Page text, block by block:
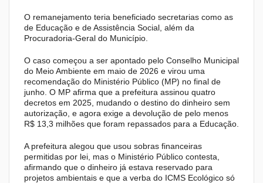
O remanejamento teria beneficiado secretarias como as
de Educação e de Assistência Social, além da
Procuradoria-Geral do Município.
O caso começou a ser apontado pelo Conselho Municipal
do Meio Ambiente em maio de 2026 e virou uma
recomendação do Ministério Público (MP) no final de
junho. O MP afirma que a prefeitura assinou quatro
decretos em 2025, mudando o destino do dinheiro sem
autorização, e agora exige a devolução de pelo menos
R$ 13,3 milhões que foram repassados para a Educação.
A prefeitura alegou que usou sobras financeiras
permitidas por lei, mas o Ministério Público contesta,
afirmando que o dinheiro já estava reservado para
projetos ambientais e que a verba do ICMS Ecológico só